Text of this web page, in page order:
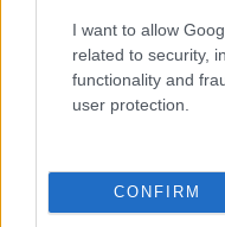
I want to allow
related to security,
functionality and
user protection.
CONFIRM
praktikum
adotanacsado
jo
könyvelő képzés
Kapcsolódó